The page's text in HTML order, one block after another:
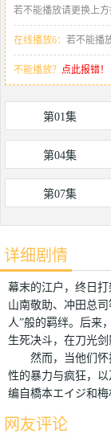
若不能播放请更换上方
在线播放6： 若不能播
不能播放？ 点此报错！
第01集
第04集
第07集
详细剧情
幕末的江户，终日打
山南敬助、冲田总
人”般的羁绊。后来
生死决斗，在刀光
然而，当他们怀
性的暴力与疯狂，
编自橋本エイジ和梅
网友评论